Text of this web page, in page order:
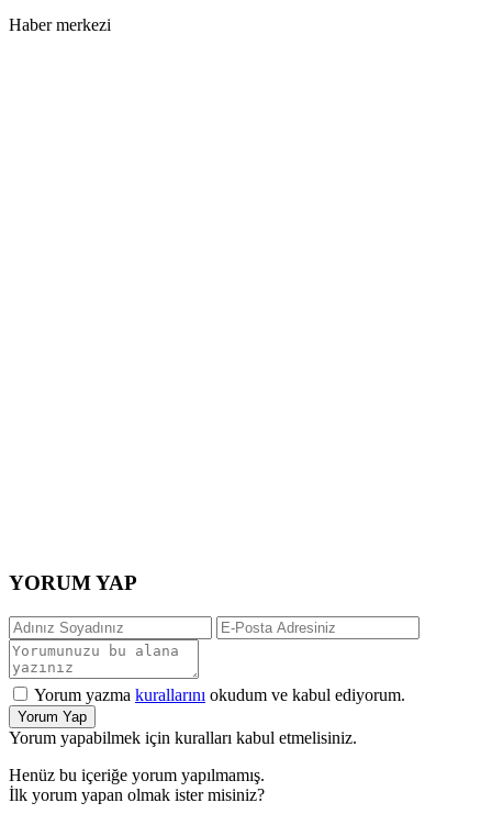
Haber merkezi
YORUM YAP
Yorum yazma kurallarını okudum ve kabul ediyorum.
Yorum Yap
Yorum yapabilmek için kuralları kabul etmelisiniz.
Henüz bu içeriğe yorum yapılmamış.
İlk yorum yapan olmak ister misiniz?